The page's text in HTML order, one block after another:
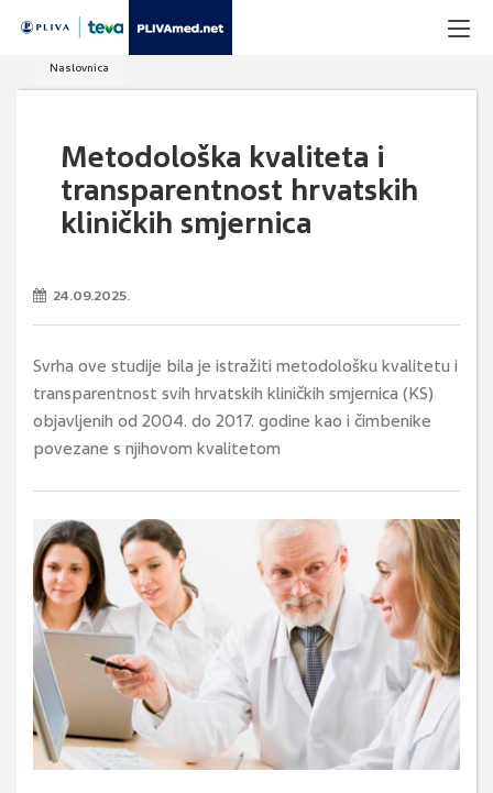
Naslovnica
Metodološka kvaliteta i
transparentnost hrvatskih
kliničkih smjernica
24.09.2025.
Svrha ove studije bila je istražiti metodološku kvalitetu i
transparentnost svih hrvatskih kliničkih smjernica (KS)
objavljenih od 2004. do 2017. godine kao i čimbenike
povezane s njihovom kvalitetom